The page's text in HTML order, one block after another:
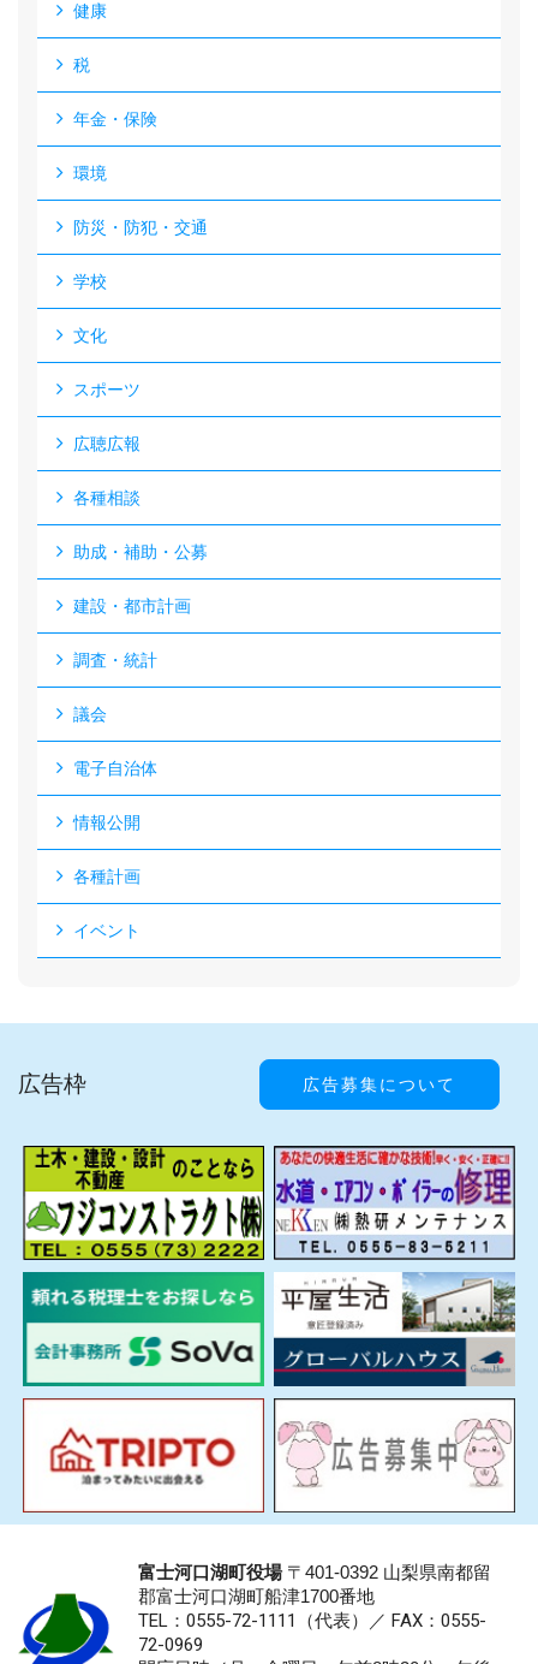
健康
税
年金・保険
環境
防災・防犯・交通
学校
文化
スポーツ
広聴広報
各種相談
助成・補助・公募
建設・都市計画
調査・統計
議会
電子自治体
情報公開
各種計画
イベント
広告枠 広告募集について
富士河口湖町役場〒401-0392 山梨県南都留
郡富士河口湖町船津1700番地
TEL：0555-72-1111 （代表）／ FAX：0555-
72-0969